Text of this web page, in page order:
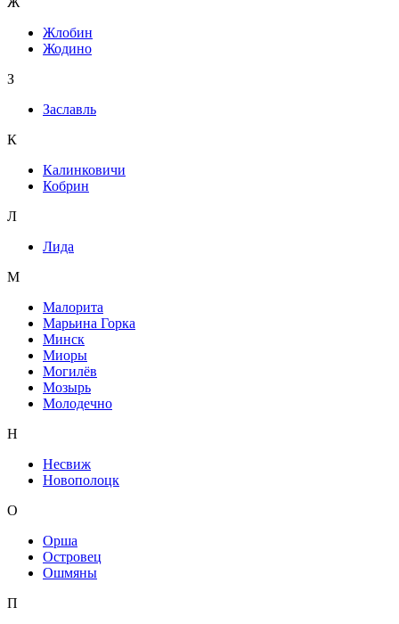
Жлобин
Жодино
З
Заславль
К
Калинковичи
Кобрин
Л
Лида
М
Малорита
Марьина Горка
Минск
Миоры
Могилёв
Мозырь
Молодечно
Н
Несвиж
Новополоцк
О
Орша
Островец
Ошмяны
П